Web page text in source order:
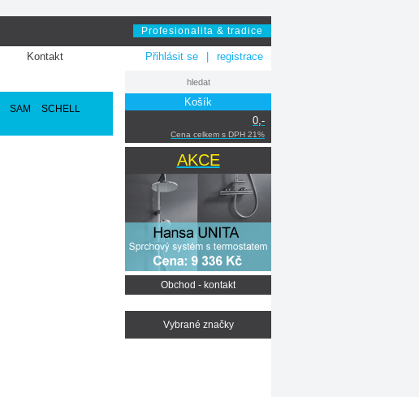
Profesionalita & tradice
Přihlásit se registrace
Kontakt
Košík
0,-
Cena celkem s DPH 21%
AKCE
Obchod - kontakt
Vybrané značky
SAM
SCHELL